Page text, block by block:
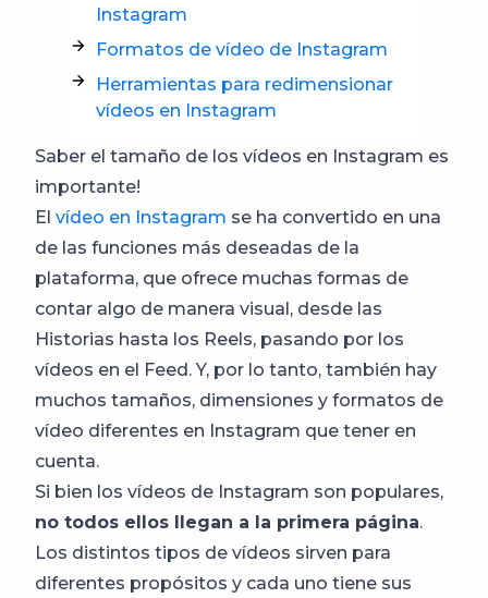
Instagram
Formatos de vídeo de Instagram
Herramientas para redimensionar
vídeos en Instagram
Saber el tamaño de los vídeos en Instagram es
importante!
El vídeo en Instagram se ha convertido en una
de las funciones más deseadas de la
plataforma, que ofrece muchas formas de
contar algo de manera visual, desde las
Historias hasta los Reels, pasando por los
vídeos en el Feed. Y, por lo tanto, también hay
muchos tamaños, dimensiones y formatos de
vídeo diferentes en Instagram que tener en
cuenta.
Si bien los vídeos de Instagram son populares,
no todos ellos llegan a la primera página.
Los distintos tipos de vídeos sirven para
diferentes propósitos y cada uno tiene sus